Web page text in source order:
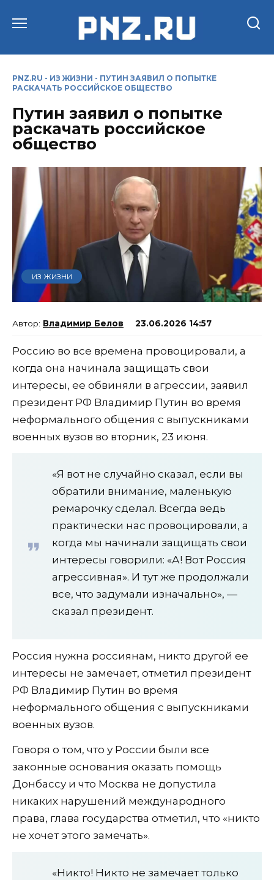
PNZ.RU - ИЗ ЖИЗНИ - ПУТИН ЗАЯВИЛ О ПОПЫТКЕ
РАСКАЧАТЬ РОССИЙСКОЕ ОБЩЕСТВО
Путин заявил о попытке
раскачать российское
общество
ИЗ ЖИЗНИ
Владимир Белов 23.06.2026 14:57
Россию во все времена провоцировали, а
когда она начинала защищать свои
интересы, ее обвиняли в агрессии, заявил
президент РФ Владимир Путин во время
неформального общения с выпускниками
военных вузов во вторник, 23 июня.
«Я вот не случайно сказал, если вы
обратили внимание, маленькую
ремарочку сделал. Всегда ведь
практически нас провоцировали, а
когда мы начинали защищать свои
интересы говорили: «А! Вот Россия
агрессивная». И тут же продолжали
все, что задумали изначально», —
сказал президент.
Россия нужна россиянам, никто другой ее
интересы не замечает, отметил президент
РФ Владимир Путин во время
неформального общения с выпускниками
военных вузов.
Говоря о том, что у России были все
законные основания оказать помощь
Донбассу и что Москва не допустила
никаких нарушений международного
права, глава государства отметил, что «никто
не хочет этого замечать».
«Никто! Никто не замечает только